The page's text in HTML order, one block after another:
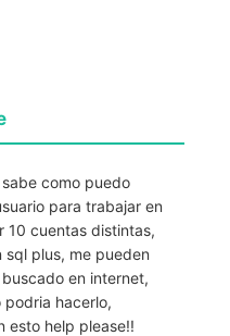
como puedo
para trabajar en
10 cuentas distintas,
plus, me pueden
en internet,
podria hacerlo,
esto help please!!